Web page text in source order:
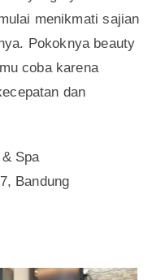
menikmati sajian
Pokoknya beauty
coba karena
dan
Spa
Bandung